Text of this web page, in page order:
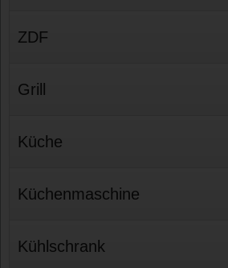
ZDF
Grill
Küche
Küchenmaschine
Kühlschrank